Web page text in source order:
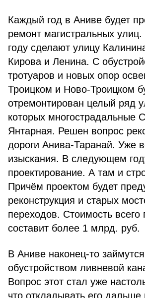
Каждый год в Аниве будет
ремонт магистральных
году сделают улицу
Кирова и Ленина. С
тротуаров и новых опор
Троицком и Ново-Троицком
отремонтирован целый ряд
которых многострадальные
Янтарная. Решен вопрос
дороги Анива-Таранай. Уже
изыскания. В следующем
проектирование. А там и
Причём проектом будет
реконструкция и старых
переходов. Стоимость всего
составит более 1 млрд. руб.
В Аниве наконец-то займутся
обустройством ливневой
Вопрос этот стал уже
что откладывать его дальше